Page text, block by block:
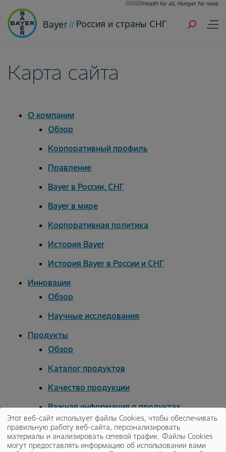
Health for all, Hunger for none
Bayer Россия и страны СНГ
Карта сайта
О компании
Oбзор
Корпоративный профиль
Правление
Bayer в России, СНГ
Bayer в мире
Корпоративная политика
История Bayer
История Bayer в России и СНГ
Инновации
Oбзор
Научные исследования
Продукты
Oбзор
Каталог продуктов
Качество продукции
Важная информация о продуктах
Служба медицинской информации
Устойчивое развитие
Этот веб-сайт использует файлы Cookies, чтобы обеспечивать
правильную работу веб-сайта, персонализировать
материалы и анализировать сетевой трафик. Файлы Cookies
могут предоставлять информацию об использовании вами